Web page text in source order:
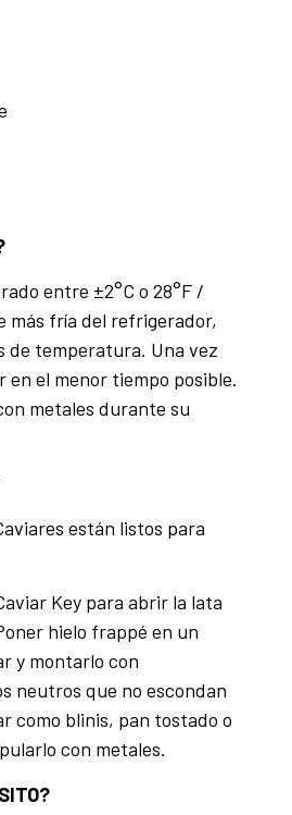
entre ±2°C o 28°F /
más fría del refrigerador,
de temperatura. Una vez
en el menor tiempo posible.
metales durante su
están listos para
Key para abrir la lata
hielo frappé en un
y montarlo con
neutros que no escondan
como blinis, pan tostado o
con metales.